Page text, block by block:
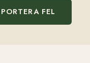
FEL